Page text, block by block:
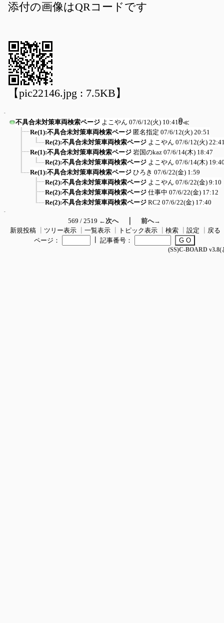
添付の画像はQRコードです
【pic22146.jpg : 7.5KB】
不具合未対策車両検索ページ よこやん 07/6/12(火) 10:41 ≪
Re(1):不具合未対策車両検索ページ 匿名指定 07/6/12(火) 20:51
Re(2):不具合未対策車両検索ページ よこやん 07/6/12(火)
Re(1):不具合未対策車両検索ページ 岩国のkaz 07/6/14(木) 18:47
Re(2):不具合未対策車両検索ページ よこやん 07/6/14(木)
Re(1):不具合未対策車両検索ページ ひろき 07/6/22(金) 1:59
Re(2):不具合未対策車両検索ページ よこやん 07/6/22(金) 9:10
Re(2):不具合未対策車両検索ページ 仕事中 07/6/22(金) 17:12
Re(2):不具合未対策車両検索ページ RC2 07/6/22(金) 17:40
569 / 2519 ←次へ｜ 前へ→
新規投稿
ツリー表示 一覧表示 トピック表示 検索 設定
戻る
ページ：
記事番号：
(SS)C-BOARD v3.8(